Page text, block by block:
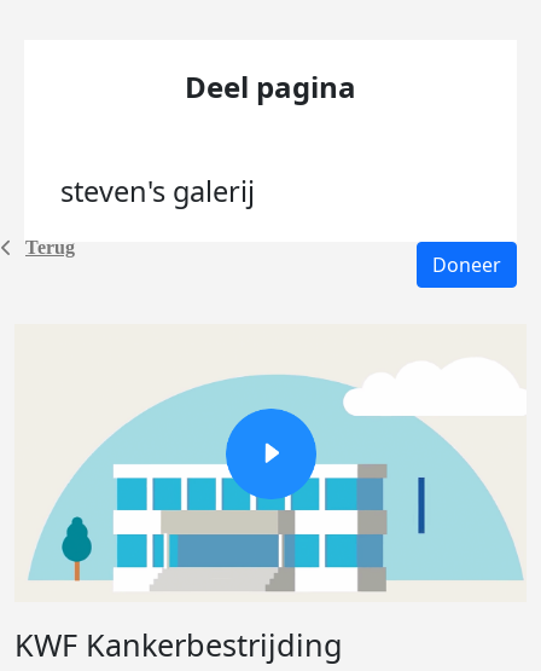
Terug
Deel pagina
steven's galerij
Doneer
KWF Kankerbestrijding